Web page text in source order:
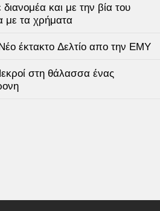
και με την βία του
με τα χρήματα
έκτακτο Δελτίο απο την ΕΜΥ
στη θάλασσα ένας